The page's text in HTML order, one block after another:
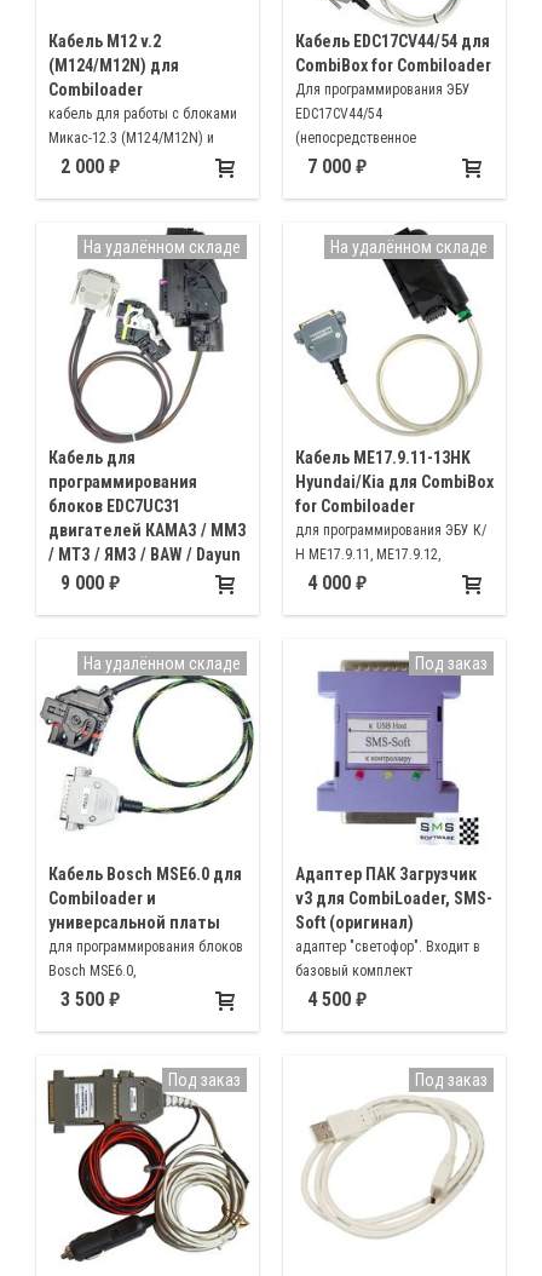
Кабель M12 v.2
(М124/M12N) для
Combiloader
кабель для работы с блоками
Mикас-12.3 (М124/M12N) и
Микас-12 с помощью
2 000
Кабель EDC17CV44/54 для
CombiBox for Combiloader
Для программирования ЭБУ
EDC17CV44/54
(непосредственное
подключение к разъёмам
BAW KINGKAN)
7 000
Кабель для
программирования
блоков EDC7UC31
двигателей КАМАЗ / ММЗ
/ МТЗ / ЯМЗ / BAW / Dayun
/ DongFeng / FAW / Iveco /
для подключения к блоку
управления
EDC7UC31 двигателей KMZ/
ММЗ/МТЗ/
ЯМЗ/BAW/Dayun/DongFeng/FAW/Iveco/New
Holland/Shaanxi/Yuto
программатором Combiloader
9 000
На удалённом складе
Кабель ME17.9.11-13HK
Hyundai/Kia для CombiBox
for Combiloader
для программирования ЭБУ К/
Н ME17.9.11, ME17.9.12,
ME17.9.13 (непосредственное
4 000
На удалённом складе
Кабель Bosch MSE6.0 для
Combiloader и
универсальной платы
для программирования блоков
Bosch MSE6.0,
устанавливаемых на
3 500
На удалённом складе
Адаптер ПАК Загрузчик
v3 для CombiLoader, SMS-
Soft (оригинал)
адаптер "светофор". Входит в
базовый комплект
CombiLoader
4 500
Под заказ
Под заказ Под заказ